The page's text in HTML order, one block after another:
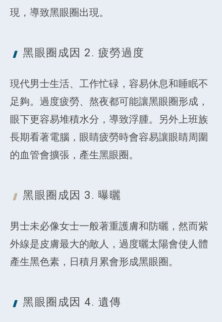
現，導致黑眼圈出現。
黑眼圈成因 2. 疲勞過度
現代男士生活、工作忙碌，容易休息和睡眠不
足夠。過度疲勞、熬夜都可能讓黑眼圈形成，
眼下更容易堆積水分，導致浮腫。另外上班族
長期看著電腦，眼睛疲勞時會容易讓眼睛周圍
的血管會擴張，產生黑眼圈。
黑眼圈 成因 3. 曝曬
男士未必像女士一般著重護膚和防曬，然而紫
外線是皮膚最大的敵人，過度曬太陽會使人體
產生黑色素，日積月累會形成黑眼圈。
黑眼圈 成因 4. 遺傳